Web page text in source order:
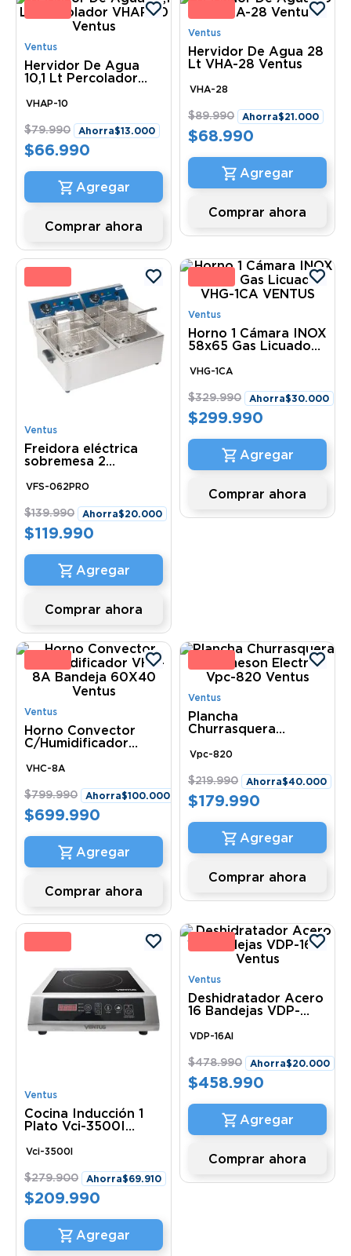
%
Ventus
Hervidor De Agua
10,1 Lt Percolador
VHAP-10
$79.990 Ahorra$13.000
$66.990
Comprar ahora
23
Ventus
Hervidor De Agua 28
Lt VHA-28 Ventus
VHA-28
$89.990 Ahorra$21.000
$68.990
Comprar ahora
%
Ventus
Freidora eléctrica
sobremesa 2
062PRO Ventus
VFS-062PRO
$139.990 Ahorra$20.000
$119.990
Comprar ahora
9
Ventus
Horno 1 Cámara INOX
58x65 Gas Licuado
VHG-1CA
$329.990 Ahorra$30.000
$299.990
Comprar ahora
%
Ventus
Horno Convector
C/Humidificador
60X40 Ventus
VHC-8A
$799.990 Ahorra$100.000
$699.990
Comprar ahora
18
Ventus
Plancha
Churrasquera
Vpc-820 Ventus
Vpc-820
$219.990 Ahorra$40.000
$179.990
Comprar ahora
%
Ventus
Cocina Inducción 1
Plato Vci-3500I
Vci-3500I
$279.900 Ahorra$69.910
$209.990
4
Ventus
Deshidratador Acero
16 Bandejas VDP-
VDP-16AI
$478.990 Ahorra$20.000
$458.990
Comprar ahora